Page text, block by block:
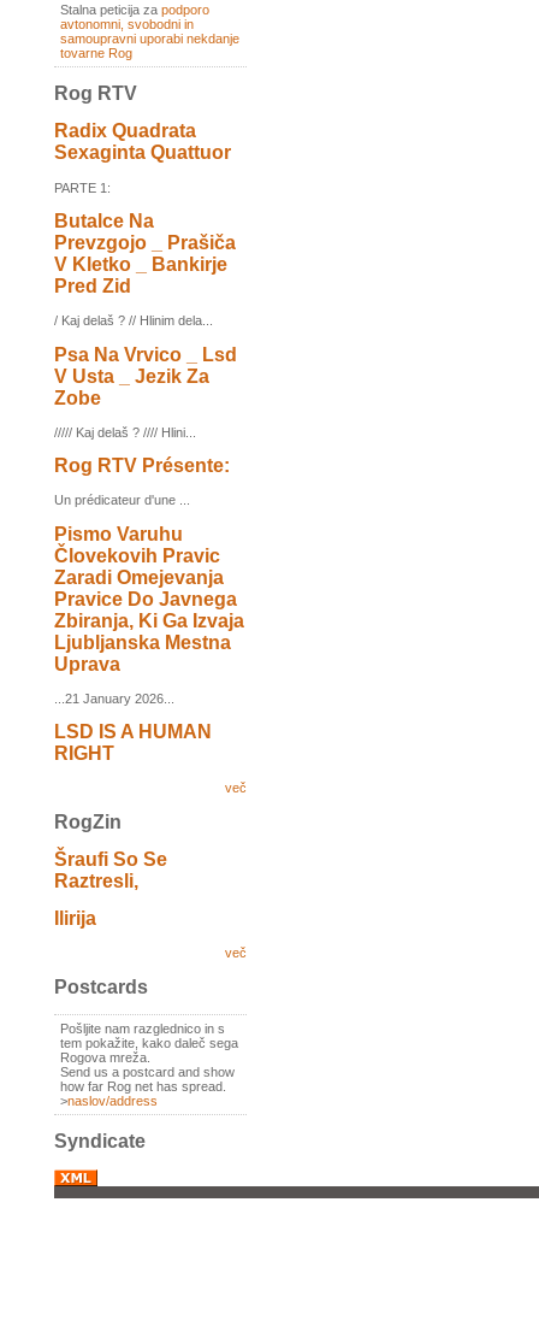
Stalna peticija za podporo
avtonomni, svobodni in
samoupravni uporabi nekdanje
tovarne Rog
Rog RTV
Radix Quadrata
Sexaginta Quattuor
PARTE 1:
Butalce Na
Prevzgojo _ Prašiča
V Kletko _ Bankirje
Pred Zid
/ Kaj delaš ? // Hlinim dela...
Psa Na Vrvico _ Lsd
V Usta _ Jezik Za
Zobe
///// Kaj delaš ? //// Hlini...
Rog RTV Présente:
Un prédicateur d'une ...
Pismo Varuhu
Človekovih Pravic
Zaradi Omejevanja
Pravice Do Javnega
Zbiranja, Ki Ga Izvaja
Ljubljanska Mestna
Uprava
...21 January 2026...
LSD IS A HUMAN
RIGHT
več
RogZin
Šraufi So Se
Raztresli,
Ilirija
več
Postcards
Pošljite nam razglednico in s
tem pokažite, kako daleč sega
Rogova mreža.
Send us a postcard and show
how far Rog net has spread.
>naslov/address
Syndicate